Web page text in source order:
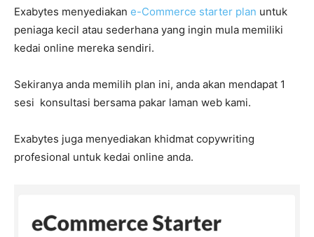
Exabytes menyediakan e-Commerce starter plan untuk
peniaga kecil atau sederhana yang ingin mula memiliki
kedai online mereka sendiri.
Sekiranya anda memilih plan ini, anda akan mendapat 1
sesi konsultasi bersama pakar laman web kami.
Exabytes juga menyediakan khidmat copywriting
profesional untuk kedai online anda.